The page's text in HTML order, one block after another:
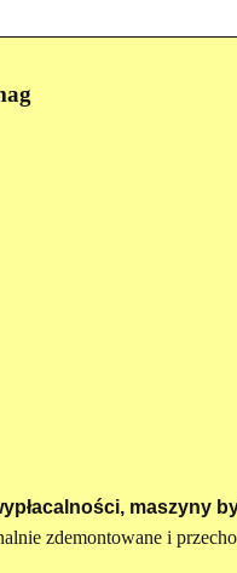
maszyny
zdemontowane i